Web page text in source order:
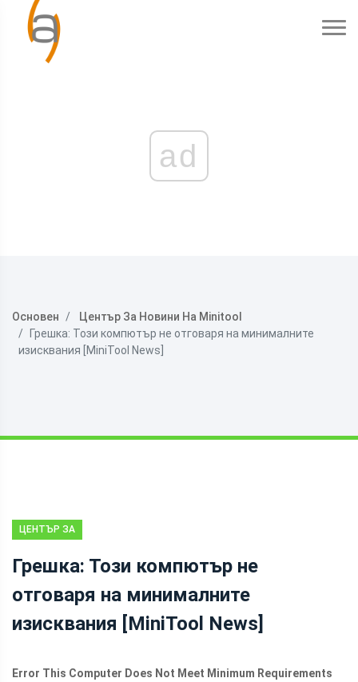
ad
Основен
Център За Новини На Minitool
Грешка: Този компютър не отговаря на минималните
изисквания [MiniTool News]
ЦЕНТЪР ЗА
MINITOOL
Грешка: Този компютър не
отговаря на минималните
изисквания [MiniTool News]
Error This Computer Does Not Meet Minimum Requirements